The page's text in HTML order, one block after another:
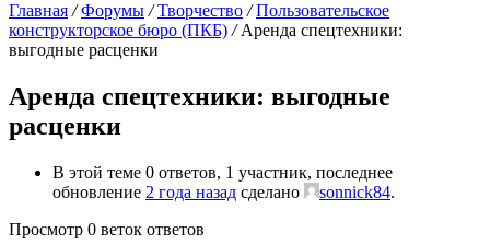
Главная / Форумы / Творчество / Пользовательское
конструкторское бюро (ПКБ) / Аренда спецтехники:
выгодные расценки
Аренда спецтехники: выгодные
расценки
В этой теме 0 ответов, 1 участник, последнее
обновление 2 года назад сделано sonnick84.
Просмотр 0 веток ответов